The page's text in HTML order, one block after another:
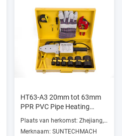
HT63-A3 20mm tot 63mm
PPR PVC Pipe Heating
Machine, 700-1500W Butt
Plaats van herkomst: Zhejiang, China
Merknaam: SUNTECHMACH